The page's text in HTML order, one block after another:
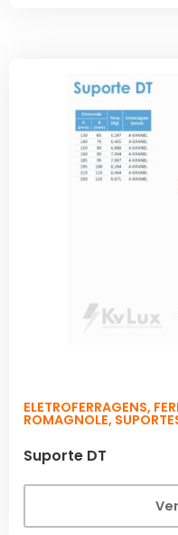
ELETROFERRAGENS,
ROMAGNOLE,
Suporte DT